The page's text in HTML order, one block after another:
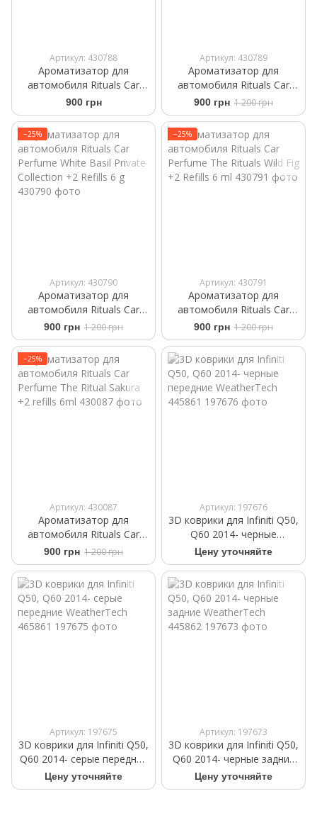
Артикул: 430788
Ароматизатор для
автомобиля Rituals Car
Perfume The Ritual of Sport
+2 Refills 6ml
900 грн
Артикул: 430789
Ароматизатор для
автомобиля Rituals ​Car
Perfume The Rituals of
Mehr +2 Refills 6 ml
900 грн 1 200 грн
−25%
Артикул: 430790
Ароматизатор для
автомобиля Rituals ​Car
Perfume ​White Basil Private
Collection +2 Refills 6 g
900 грн 1 200 грн
−25%
Артикул: 430791
Ароматизатор для
автомобиля Rituals ​Car
Perfume The Rituals Wild Fig
+2 Refills 6 ml
900 грн 1 200 грн
−25%
Артикул: 430087
Ароматизатор для
автомобиля Rituals ​Car
Perfume The Ritual Sakura
+2 refills 6ml
900 грн 1 200 грн
Артикул: 197676
3D коврики для Infiniti Q50,
Q60 2014- черные
передние WeatherTech
445861
Цену уточняйте
Артикул: 197675
3D коврики для Infiniti Q50,
Q60 2014- cерые передние
WeatherTech 465861
Цену уточняйте
Артикул: 197673
3D коврики для Infiniti Q50,
Q60 2014- черные задние
WeatherTech 445862
Цену уточняйте